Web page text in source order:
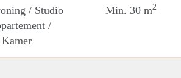
/ Studio
/
Kamer
Min. 30 m2